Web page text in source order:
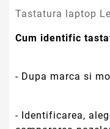
Tastatura laptop
Cum identific
- Dupa marca si
- Identificarea,